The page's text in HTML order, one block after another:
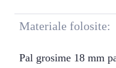
Materiale folosite:
Pal grosime 18 mm